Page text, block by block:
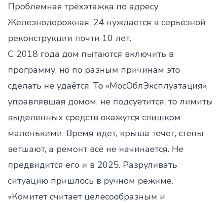
Проблемная трёхэтажка по адресу
Железнодорожная, 24 нуждается в серьёзной
реконструкции почти 10 лет.
С 2018 года дом пытаются включить в
программу, но по разным причинам это
сделать не удаётся. То «МосОблЭксплуатация»,
управлявшая домом, не подсуетится, то лимиты
выделенных средств окажутся слишком
маленькими. Время идёт, крыша течёт, стены
ветшают, а ремонт всё не начинается. Не
предвидится его и в 2025. Разруливать
ситуацию пришлось в ручном режиме.
«Комитет считает целесообразным и